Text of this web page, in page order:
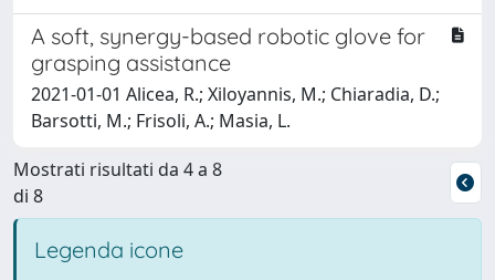
A soft, synergy-based robotic glove for
grasping assistance
2021-01-01 Alicea, R.; Xiloyannis, M.; Chiaradia, D.;
Barsotti, M.; Frisoli, A.; Masia, L.
Mostrati risultati da 4 a 8
di 8
Legenda icone